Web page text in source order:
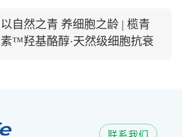
以自然之青 养细胞之龄 | 榄青
素™羟基酪醇·天然级细胞抗衰